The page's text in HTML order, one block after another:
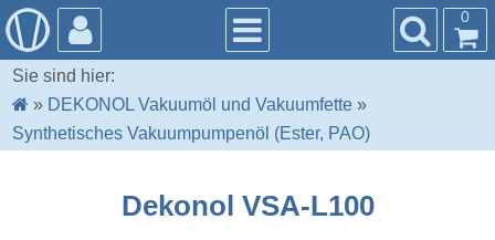
0
Sie sind hier:
» DEKONOL Vakuumöl und Vakuumfette »
Synthetisches Vakuumpumpenöl (Ester, PAO)
Dekonol VSA-L100